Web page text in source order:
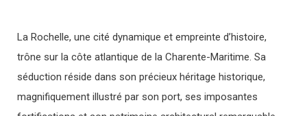
La Rochelle, une cité dynamique et empreinte d’histoire,
trône sur la côte atlantique de la Charente-Maritime. Sa
séduction réside dans son précieux héritage historique,
magnifiquement illustré par son port, ses imposantes